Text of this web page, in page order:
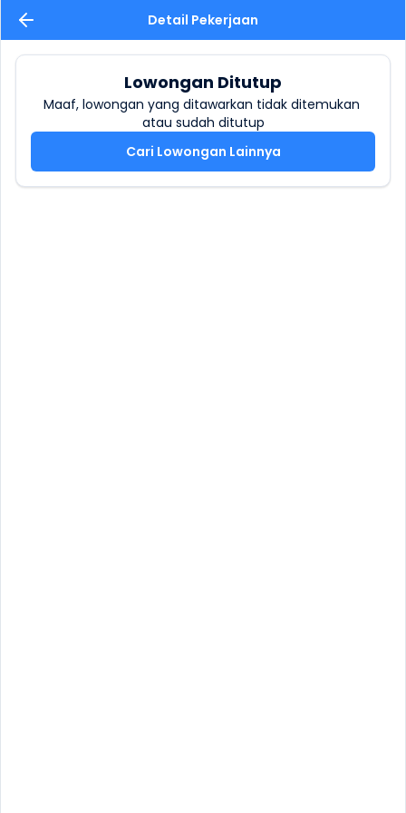
Detail Pekerjaan
Lowongan Ditutup
Maaf, lowongan yang ditawarkan tidak ditemukan
atau sudah ditutup
Cari Lowongan Lainnya